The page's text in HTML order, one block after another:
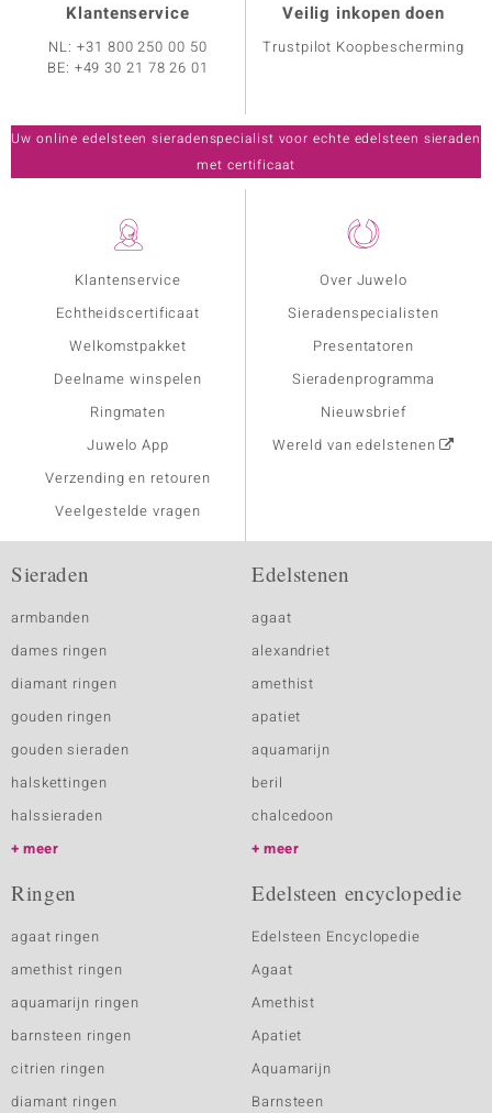
Klantenservice
Echtheidscertificaat
Welkomstpakket
Deelname winspelen
Ringmaten
Juwelo App
Verzending en retouren
Veelgestelde vragen
Over Juwelo
Sieradenspecialisten
Presentatoren
Sieradenprogramma
Nieuwsbrief
Wereld van edelstenen
Klantenservice
NL:+31 800 250 00 50
BE: +49 30 21 78 26 01
Veilig inkopen doen
Trustpilot Koopbescherming
Uw online edelsteen sieradenspecialist voor echte edelsteen sieraden
met certificaat
Sieraden
armbanden
dames ringen
diamant ringen
gouden ringen
gouden sieraden
halskettingen
halssieraden
meer
Edelstenen
agaat
alexandriet
amethist
apatiet
aquamarijn
beril
chalcedoon
meer
Ringen
agaat ringen
amethist ringen
aquamarijn ringen
barnsteen ringen
citrien ringen
diamant ringen
Edelsteen encyclopedie
Edelsteen Encyclopedie
Agaat
Amethist
Apatiet
Aquamarijn
Barnsteen